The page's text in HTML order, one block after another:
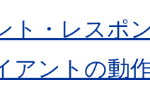
ト・レスポ
アントの動